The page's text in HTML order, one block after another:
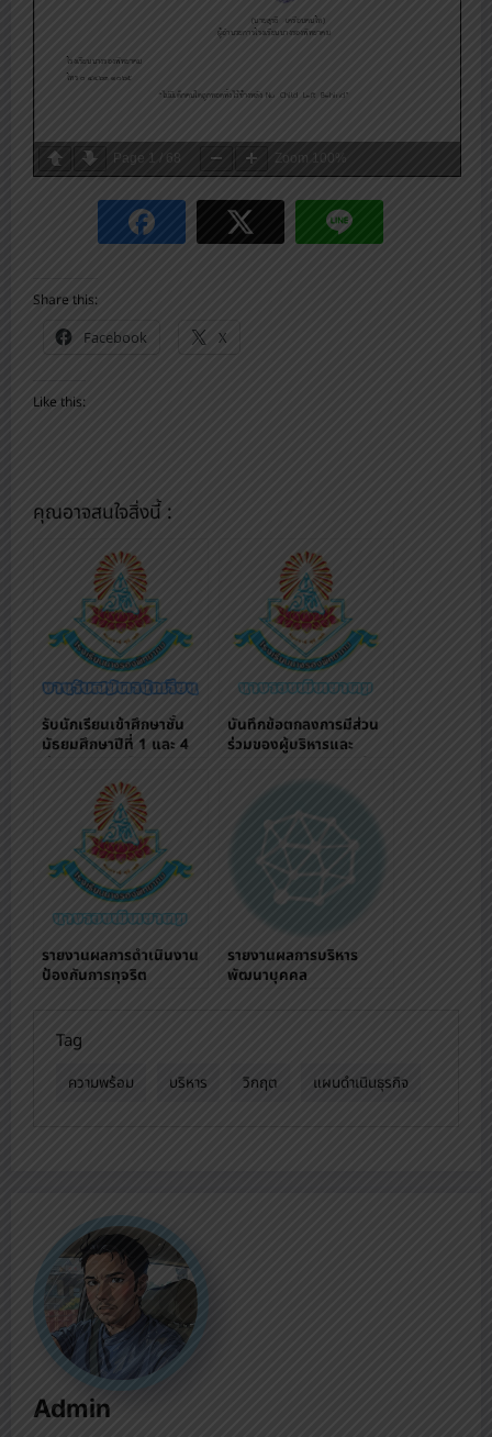
Page / 68 Zoom 100%
Share this:
Facebook
X
Like this:
คุณอาจสนใจสิ่งนี้ :
รับนักเรียนเข้าศึกษาชั้น
มัธยมศึกษาปีที่ 1 และ 4
บันทึกข้อตกลงการมีส่วน
ร่วมของผู้บริหารและ
การจัดการศึกษา
รายงานผลการดำเนินงาน
ป้องกันการทุจริต
รายงานผลการบริหาร
พัฒนาบุคคล
Tag
ความพร้อม บริหาร วิกฤต แผนดำเนินธุรกิจ
Admin